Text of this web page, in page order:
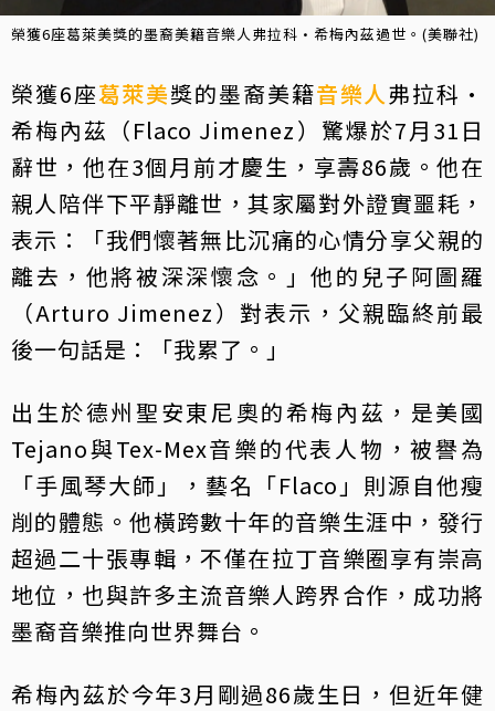
榮獲6座葛萊美獎的墨裔美籍音樂人弗拉科·希梅內茲過世。(美聯社)
榮獲6座葛萊美獎的墨裔美籍音樂人弗拉科·
希梅內茲（Flaco Jimenez）驚爆於7月31日
辭世，他在3個月前才慶生，享壽86歲。他在
親人陪伴下平靜離世，其家屬對外證實噩耗，
表示：「我們懷著無比沉痛的心情分享父親的
離去，他將被深深懷念。」他的兒子阿圖羅
（Arturo Jimenez）對表示，父親臨終前最
後一句話是：「我累了。」
出生於德州聖安東尼奧的希梅內茲，是美國
Tejano與Tex-Mex音樂的代表人物，被譽為
「手風琴大師」，藝名「Flaco」則源自他瘦
削的體態。他橫跨數十年的音樂生涯中，發行
超過二十張專輯，不僅在拉丁音樂圈享有崇高
地位，也與許多主流音樂人跨界合作，成功將
墨裔音樂推向世界舞台。
希梅內茲於今年3月剛過86歲生日，但近年健